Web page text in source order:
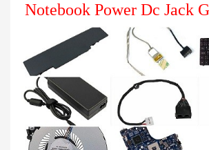
Notebook Power Dc Jack